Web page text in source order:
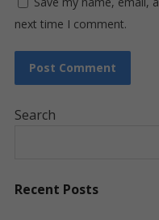
next time I comment.
Search
Recent Posts